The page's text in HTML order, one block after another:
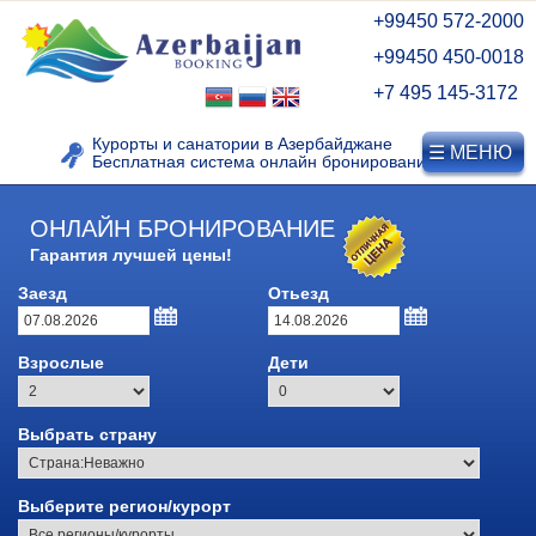
Курорты и санатории в Азербайджане
Бесплатная система онлайн бронирования
+99450 572-2000
+99450 450-0018
+7 495 145-3172
Лечебные курорты
Азербайджана
Курорт Нафталан
Дуздаг, Нахичевань
☰ МЕНЮ
ОНЛАЙН БРОНИРОВАНИЕ
Гарантия лучшей цены!
Заезд
Отьезд
Взрослые Дети
Выбрать страну
Выберите регион/курорт